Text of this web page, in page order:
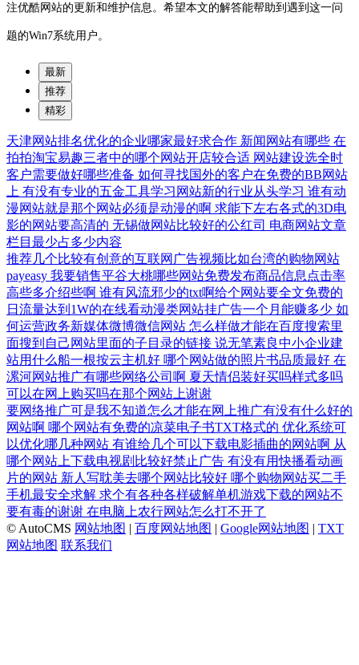
注优酷网站的更新和维护信息。希望本文的解答能帮助到遇到这一问
题的Win7系统用户。
最新
推荐
精彩
天津网站排名优化的企业哪家最好求合作 新闻网站有哪些 在
拍拍淘宝易趣三者中的哪个网站开店较合适 网站建设选全时
客户需要做好哪些准备 如何寻找国外的客户在免费的BB网站
上 有没有专业的五金工具学习网站新的行业从头学习 谁有动
漫网站就是那个网站必须是动漫的啊 求能下左右各式的3D电
影的网站要高清的 无锡做网站比较好的公红司 电商网站文章
栏目最少占多少内容
推荐几个比较有创意的互联网广告视频比如台湾的购物网站
payeasy 我要销售平谷大桃哪些网站免费发布商品信息点击率
高些多介绍些啊 谁有风流邪少的txt啊给个网站要全文免费的
日流量达到1W的在线看动漫类网站挂广告一个月能赚多少 如
何运营政务新媒体微博微信网站 怎么样做才能在百度搜索里
面搜到自己网站里面的子目录的链接 说无笔素良中小企业建
站用什么船一根按云主机好 哪个网站做的照片书品质最好 在
漯河网站推广有哪些网络公司啊 夏天情侣装好买吗样式多吗
可以在网上购买吗在那个网站上谢谢
要网络推广可是我不知道怎么才能在网上推广有没有什么好的
网站啊 哪个网站有免费的凉菜电子书TXT格式的 优化系统可
以优化哪几种网站 有谁给几个可以下载电影插曲的网站啊 从
哪个网站上下载电视剧比较好禁止广告 有没有用快播看动画
片的网站 新人写耽美去哪个网站比较好 哪个购物网站买二手
手机最安全求解 求个有各种各样破解单机游戏下载的网站不
要有毒的谢谢 在电脑上农行网站怎么打不开了
© AutoCMS 网站地图 | 百度网站地图 | Google网站地图 | TXT
网站地图 联系我们